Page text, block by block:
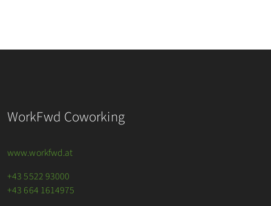
WorkFwd Coworking
www.workfwd.at
+43 5522 93000
+43 664 1614975